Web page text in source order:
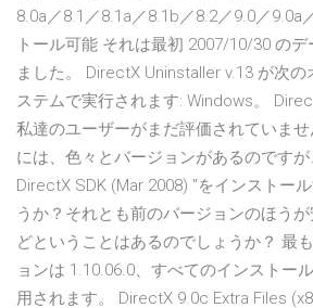
8.0a／8.1／8.1a／8.1b／8.2／9.0／9.0a
トール可能 それは最初 2007/10/30 の
ました。 DirectX Uninstaller v.13 が次
ステムで実行されます: Windows。
私達のユーザーがまだ評価されていま
には、色々とバージョンがあるのです
DirectX SDK (Mar 2008) "をインストー
うか？それとも前のバージョンのほう
どということはあるのでしょうか？ 最
ョンは 1.10.06.0、すべてのインストー
用されます。 DirectX 9.0c Extra Files